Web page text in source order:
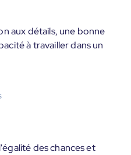
aux détails, une bonne
à travailler dans un
des chances et